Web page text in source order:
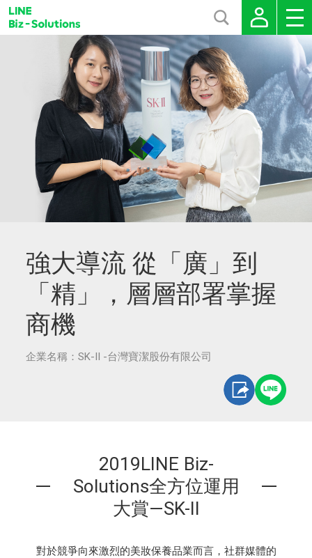
強大導流 從「廣」到
「精」，層層部署掌握
商機
企業名稱：SK-II -台灣寶潔股份有限公司
2019LINE Biz-
Solutions全方位運用
大賞—SK-II
對於競爭向來激烈的美妝保養品業而言，社群媒體的